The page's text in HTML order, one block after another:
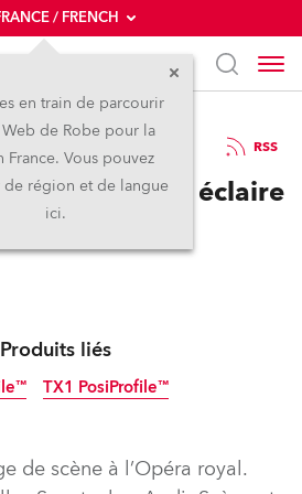
/ FRENCH
en train de parcourir
de Robe pour la
France. Vous pouvez
de région et de langue
ici.
17 / 06 / 2024 RSS
Robe Lighting éclaire
de Versailles
Produits liés
TX1 PosiProfile™
de scène à l’Opéra royal.